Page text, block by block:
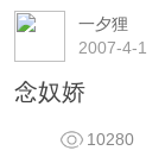
一夕狸
2007-4-1
念奴娇
10280